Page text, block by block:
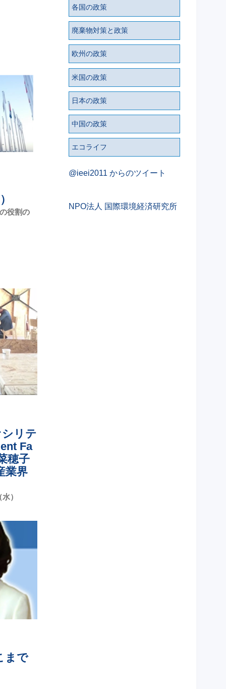
役割の
リテ
Fa
穂子
業界
）
まで
各国の政策
廃棄物対策と政策
欧州の政策
米国の政策
日本の政策
中国の政策
エコライフ
@ieei2011 からのツイート
NPO法人 国際環境経済研究所